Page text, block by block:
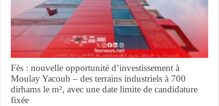
Fès : nouvelle opportunité d’investissement à
Moulay Yacoub – des terrains industriels à 700
dirhams le m², avec une date limite de candidature
fixée